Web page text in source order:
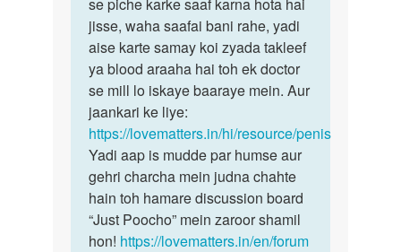
lund
ka
top
bhar
nahi
aa
by
anirudh
is
skin
ko
nahate
samay
jisse, waha saafai bani rahe, yadi
aise karte samay koi zyada takleef
ya blood araaha hai toh ek doctor
se mill lo iskaye baaraye mein. Aur
jaankari ke liye:
https://lovematters.in/hi/resource/penis
Yadi aap is mudde par humse aur
gehri charcha mein judna chahte
hain toh hamare discussion board
“Just Poocho” mein zaroor shamil
hon! https://lovematters.in/en/forum